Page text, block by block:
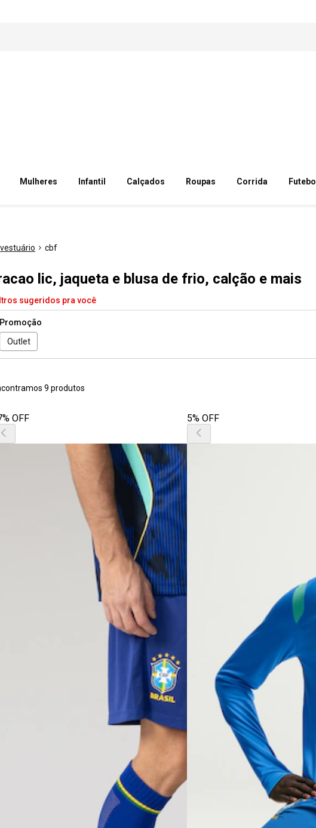
Mulheres Infantil Calçados Roupas Corrida Futebol
vestuário cbf
lic, jaqueta e blusa de frio, calção e mais
sugeridos pra você
Promoção
Outlet
9 produtos
OFF 5% OFF